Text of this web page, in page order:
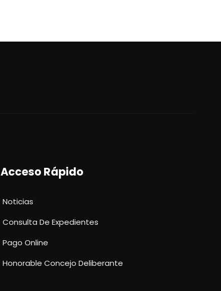
Acceso Rápido
Noticias
Consulta De Expedientes
Pago Online
Honorable Concejo Deliberante